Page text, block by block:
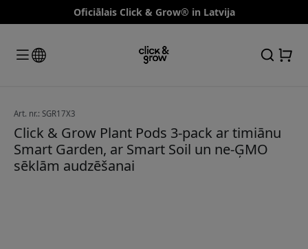
Oficiālais Click & Grow® in Latvija
Art. nr.: SGR17X3
Click & Grow Plant Pods 3-pack ar timiānu
Smart Garden, ar Smart Soil un ne-ĢMO
sēklām audzēšanai